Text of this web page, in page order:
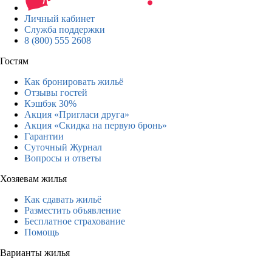
Личный кабинет
Служба поддержки
8 (800) 555 2608
Гостям
Как бронировать жильё
Отзывы гостей
Кэшбэк 30%
Акция «Пригласи друга»
Акция «Скидка на первую бронь»
Гарантии
Суточный Журнал
Вопросы и ответы
Хозяевам жилья
Как сдавать жильё
Разместить объявление
Бесплатное страхование
Помощь
Варианты жилья